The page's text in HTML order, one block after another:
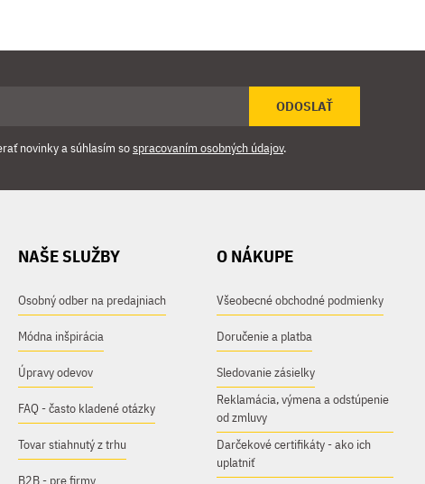
ODOSLAŤ
novinky a súhlasím sospracovaním osobných údajov.
NAŠE SLUŽBY
Osobný odber na predajniach
Módna inšpirácia
Úpravy odevov
FAQ - často kladené otázky
Tovar stiahnutý z trhu
B2B - pre firmy
O NÁKUPE
Všeobecné obchodné podmienky
Doručenie a platba
Sledovanie zásielky
Reklamácia, výmena a odstúpenie
od zmluvy
Darčekové certifikáty - ako ich
uplatniť